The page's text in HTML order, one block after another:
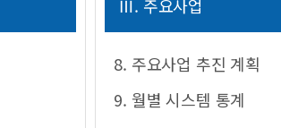
Ⅲ. 주요사업
8. 주요사업 추진 계획
9. 월별 시스템 통계